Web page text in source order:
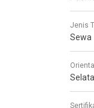
Jenis
Sewa